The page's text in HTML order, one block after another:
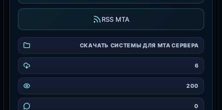
RSS MTA
СКАЧАТЬ СИСТЕМЫ ДЛЯ MTA СЕРВЕРА
6
200
0